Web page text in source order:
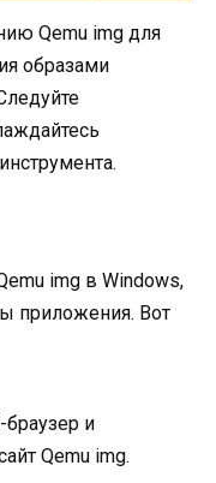
Qemu img для
образами
img в Windows,
приложения. Вот
и
Qemu img.